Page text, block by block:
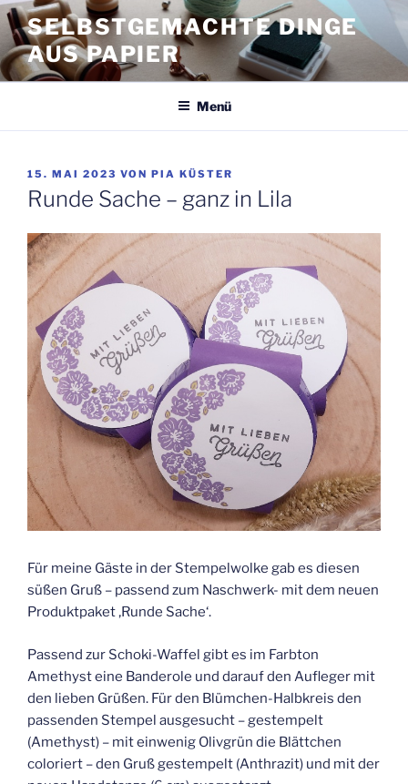
Zum
Inhalt
springen
SELBSTGEMACHTE DINGE
AUS PAPIER
Menü
VERÖFFENTLICHT
AM
15. MAI 2023 VON PIA KÜSTER
Runde Sache – ganz in Lila
Für meine Gäste in der Stempelwolke gab es diesen
süßen Gruß – passend zum Naschwerk- mit dem neuen
Produktpaket ‚Runde Sache‘.
Passend zur Schoki-Waffel gibt es im Farbton
Amethyst eine Banderole und darauf den Aufleger mit
den lieben Grüßen. Für den Blümchen-Halbkreis den
passenden Stempel ausgesucht – gestempelt
(Amethyst) – mit einwenig Olivgrün die Blättchen
coloriert – den Gruß gestempelt (Anthrazit) und mit der